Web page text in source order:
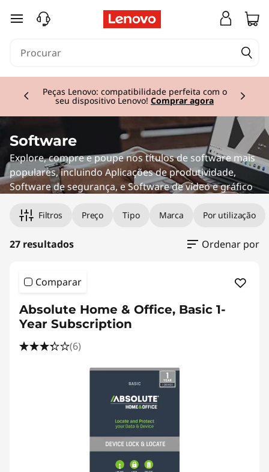
G
h
c
s
D
saltar para o conteúdo principal
Peças Lenovo: compatibilidade perfeita com o
seu dispositivo Lenovo! Comprar agora
Software
Explore, compre e poupe nos títulos de software mais
populares, incluindo Aplicações de produtividade,
Software de segurança, e Software de vídeo e gráfico
Filtros Preço Tipo Marca Por utilização
27 resultados Ordenar por
Comparar
Absolute Home & Office, Basic 1-
Year Subscription
(6)